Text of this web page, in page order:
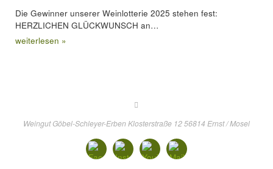
Die Gewinner unserer Weinlotterie 2025 stehen fest:
HERZLICHEN GLÜCKWUNSCH an…
weiterlesen »
Weingut Göbel-Schleyer-Erben Klosterstraße 12 56814 Ernst / Mosel